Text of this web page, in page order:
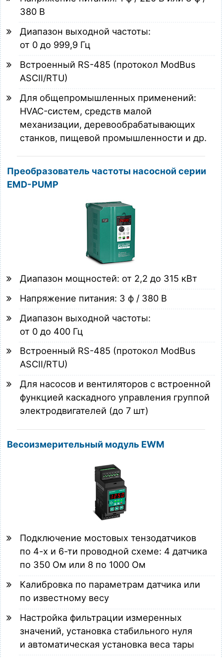
380 В
Диапазон выходной частоты:
от 0 до 999,9 Гц
Встроенный RS-485 (протокол ModBus
ASCII/RTU)
Для общепромышленных применений:
HVAC-систем, средств малой
механизации, деревообрабатывающих
станков, пищевой промышленности и др.
Преобразователь частоты насосной серии
EMD-PUMP
Диапазон мощностей: от 2,2 до 315 кВт
Напряжение питания: 3 ф / 380 В
Диапазон выходной частоты:
от 0 до 400 Гц
Встроенный RS-485 (протокол ModBus
ASCII/RTU)
Для насосов и вентиляторов с встроенной
функцией каскадного управления группой
электродвигателей (до 7 шт)
Весоизмерительный модуль EWM
Подключение мостовых тензодатчиков
по 4-х и 6-ти проводной схеме: 4 датчика
по 350 Ом или 8 по 1000 Ом
Калибровка по параметрам датчика или
по известному весу
Настройка фильтрации измеренных
значений, установка стабильного нуля
и автоматическая установка веса тары